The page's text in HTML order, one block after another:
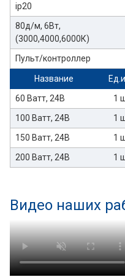
ip20
80д/м, 6Вт,
(3000,4000,6000К)
Пульт/контроллер
Название
60 Ватт, 24В
1
100 Ватт, 24В
1
150 Ватт, 24В
1
200 Ватт, 24В
1
Видео наших